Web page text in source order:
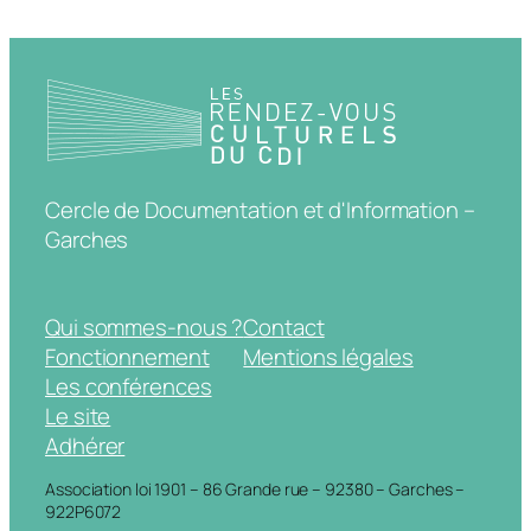
Cercle de Documentation et d'Information –
Garches
Qui sommes-nous ?
Fonctionnement
Les conférences
Le site
Adhérer
Contact
Mentions légales
Association loi 1901 – 86 Grande rue – 92380 – Garches –
922P6072